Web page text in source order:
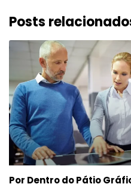
Posts
Por Dentro do Pátio